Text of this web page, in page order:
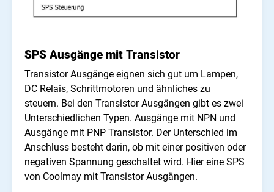
SPS Ausgänge mit Transistor
Transistor Ausgänge eignen sich gut um Lampen,
DC Relais, Schrittmotoren und ähnliches zu
steuern. Bei den Transistor Ausgängen gibt es zwei
Unterschiedlichen Typen. Ausgänge mit NPN und
Ausgänge mit PNP Transistor. Der Unterschied im
Anschluss besteht darin, ob mit einer positiven oder
negativen Spannung geschaltet wird. Hier eine SPS
von Coolmay mit Transistor Ausgängen.